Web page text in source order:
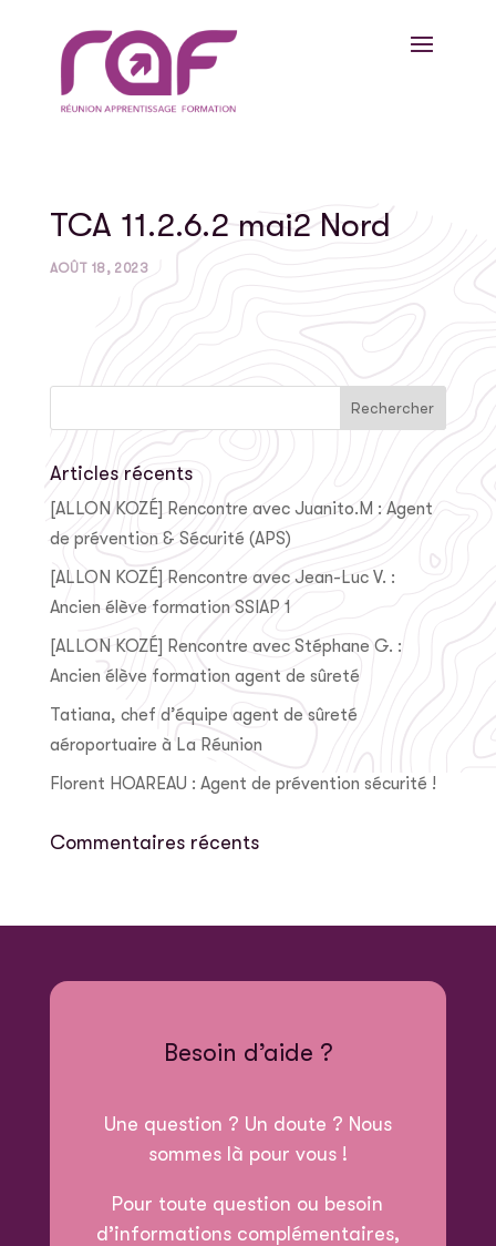
TCA 11.2.6.2 mai2 Nord
AOÛT 18, 2023
Articles récents
[ALLON KOZÉ] Rencontre avec Juanito.M : Agent
de prévention & Sécurité (APS)
[ALLON KOZÉ] Rencontre avec Jean-Luc V. :
Ancien élève formation SSIAP 1
[ALLON KOZÉ] Rencontre avec Stéphane G. :
Ancien élève formation agent de sûreté
Tatiana, chef d’équipe agent de sûreté
aéroportuaire à La Réunion
Florent HOAREAU : Agent de prévention sécurité !
Commentaires récents
Besoin d’aide ?
Une question ? Un doute ? Nous
sommes là pour vous !
Pour toute question ou besoin
d’informations complémentaires,